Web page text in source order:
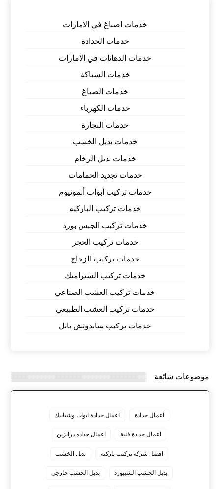
خدمات اصباغ في الامارات
خدمات الحدادة
خدمات الدهانات في الامارات
خدمات السباكة
خدمات الصباغ
خدمات الكهرباء
خدمات النجارة
خدمات بديل الخشب
خدمات بديل الرخام
خدمات تجديد الحمامات
خدمات تركيب أبواب ألمونيوم
خدمات تركيب الباركيه
خدمات تركيب الجبس بورد
خدمات تركيب الحجر
خدمات تركيب الزجاج
خدمات تركيب السيراميك
خدمات تركيب العشب الصناعي
خدمات تركيب العشب الطبيعي
خدمات تركيب ساندوتش بانل
موضوعات شائعة
اعمال حدادة اعمال حدادة ابواب وشبابيك
اعمال حدادة فنية اعمال حداده درابزين
افضل شركه تركيب باركيه بديل الخشب
بديل الخشب الشيبورد بديل الخشب خارجي